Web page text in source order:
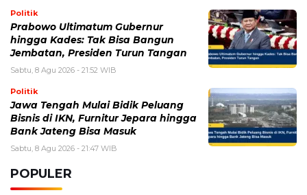
Politik
Prabowo Ultimatum Gubernur
hingga Kades: Tak Bisa Bangun
Jembatan, Presiden Turun Tangan
Sabtu, 8 Agu 2026 - 21:52 WIB
Politik
Jawa Tengah Mulai Bidik Peluang
Bisnis di IKN, Furnitur Jepara hingga
Bank Jateng Bisa Masuk
Sabtu, 8 Agu 2026 - 21:47 WIB
POPULER